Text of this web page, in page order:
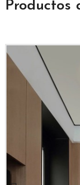
Productos